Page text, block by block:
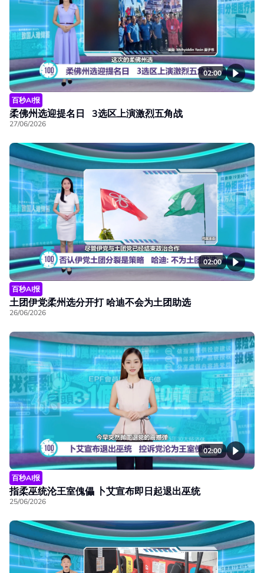
02:00
百秒AI报
柔佛州选迎提名日 3选区上演激烈五角战
27/06/2026
02:00
百秒AI报
土团伊党柔州选分开打 哈迪不会为土团助选
26/06/2026
02:00
百秒AI报
指柔巫统沦王室傀儡 卜艾宣布即日起退出巫统
25/06/2026